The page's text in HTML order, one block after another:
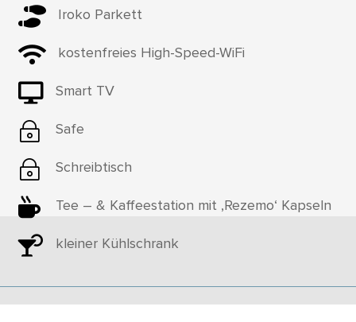
 Iroko Parkett
 kostenfreies High-Speed-WiFi
 Smart TV
~ Safe
~ Schreibtisch
 Tee – & Kaffeestation mit ‚Rezemo‘ Kapseln
 kleiner Kühlschrank